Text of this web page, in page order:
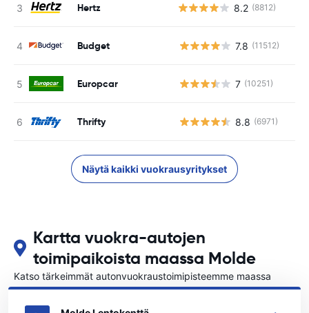
Hertz 8.2 (8812)
Budget 7.8 (11512)
Europcar 7 (10251)
Thrifty 8.8 (6971)
Näytä kaikki vuokrausyritykset
Kartta vuokra-autojen
toimipaikoista maassa Molde
Katso tärkeimmät autonvuokraustoimipisteemme maassa
Molde